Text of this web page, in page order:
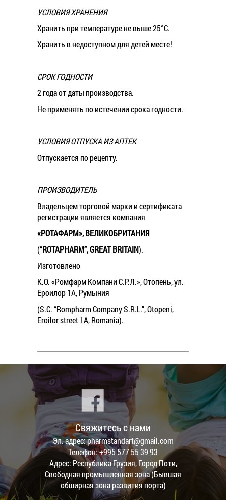
УСЛОВИЯ ХРАНЕНИЯ
Хранить при температуре не выше 25°С.
Хранить в недоступном для детей месте!
СРОК ГОДНОСТИ
2 года от даты производства.
Не применять по истечении срока годности.
УСЛОВИЯ ОТПУСКА ИЗ АПТЕК
Отпускается по рецепту.
ПРОИЗВОДИТЕЛЬ
Владельцем торговой марки и сертификата
регистрации является компания
«РОТАФАРМ», ВЕЛИКОБРИТАНИЯ
(“ROTAPHARM”, GREAT BRITAIN).
Изготовлено
К.О. «Ромфарм Компани С.Р.Л.», Отопень, ул.
Ероилор 1А, Румыния
(S.C. “Rompharm Company S.R.L.”, Otopeni,
Eroilor street 1A, Romania).
Свяжитесь с нами
Эл. адрес: pharmstandart@gmail.com
Телефон: +995 577 55 39 93
Адрес: Республика Грузия, Город Поти,
Свободная промышленная зона (Бывшая
обширная зона развития порта)